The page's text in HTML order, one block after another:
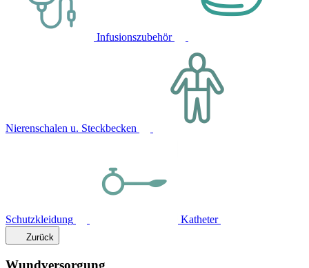
Infusionszubehör
Nierenschalen u. Steckbecken
Schutzkleidung Katheter
Zurück
Wundversorgung